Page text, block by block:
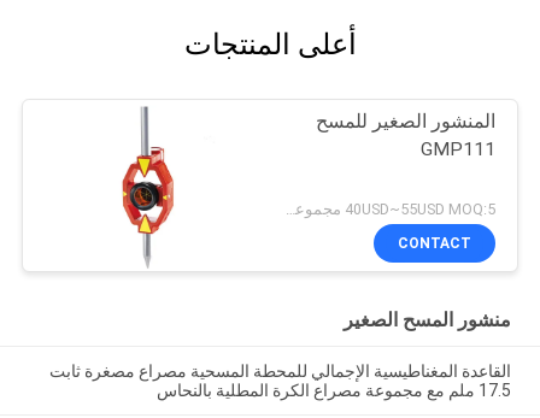
أعلى المنتجات
المنشور الصغير للمسح
GMP111
40USD~55USD MOQ:5 مجموعات
CONTACT
منشور المسح الصغير
القاعدة المغناطيسية الإجمالي للمحطة المسحية مصراع مصغرة ثابت
17.5 ملم مع مجموعة مصراع الكرة المطلية بالنحاس